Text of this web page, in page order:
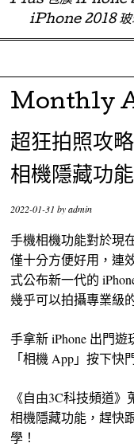
iPhone 2018
Skip to content
Monthly
超狂拍照攻
相機隱藏功
2022-01-31 byadmin
手機相機功能對於現
僅十分方便好用，連
式公布新一代的
幾乎可以拍攝專業級
手拿新 iPhone 出門
「相機 App」按下快
《自由3C科技頻道
相機隱藏功能，趕快
學！